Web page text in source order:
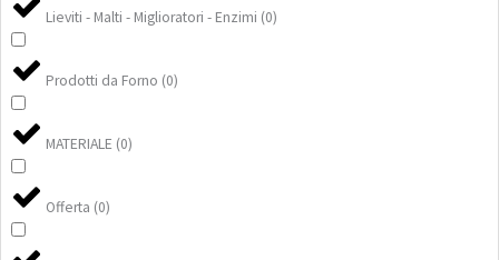
Lieviti - Malti - Miglioratori - Enzimi (0)
Prodotti da Forno (0)
MATERIALE (0)
Offerta (0)